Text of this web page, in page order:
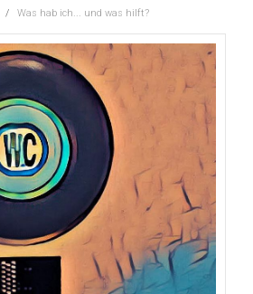
/ Was hab ich... und was hilft?